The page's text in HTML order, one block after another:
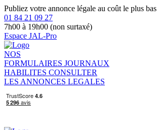
Publiez votre annonce légale au coût le plus bas
01 84 21 09 27
7h00 à 19h00 (non surtaxé)
Espace JAL-Pro
NOS
FORMULAIRES JOURNAUX
HABILITES CONSULTER
LES ANNONCES LEGALES